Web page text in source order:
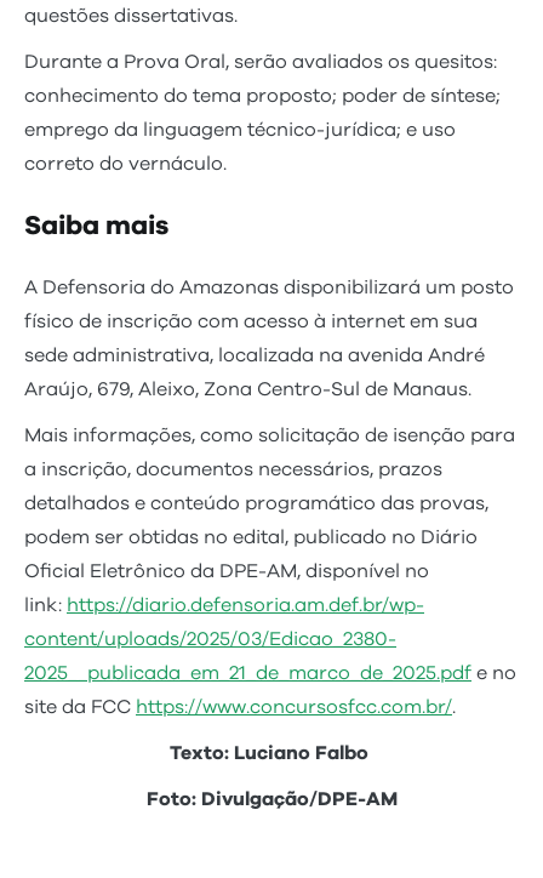
questões dissertativas.
Durante a Prova Oral, serão avaliados os quesitos:
conhecimento do tema proposto; poder de síntese;
emprego da linguagem técnico-jurídica; e uso
correto do vernáculo.
Saiba mais
A Defensoria do Amazonas disponibilizará um posto
físico de inscrição com acesso à internet em sua
sede administrativa, localizada na avenida André
Araújo, 679, Aleixo, Zona Centro-Sul de Manaus.
Mais informações, como solicitação de isenção para
a inscrição, documentos necessários, prazos
detalhados e conteúdo programático das provas,
podem ser obtidas no edital, publicado no Diário
Oficial Eletrônico da DPE-AM, disponível no
link: https://diario.defensoria.am.def.br/wp-
content/uploads/2025/03/Edicao_2380-
2025__publicada_em_21_de_marco_de_2025.pdf e no
site da FCC https://www.concursosfcc.com.br/.
Texto: Luciano Falbo
Foto: Divulgação/DPE-AM